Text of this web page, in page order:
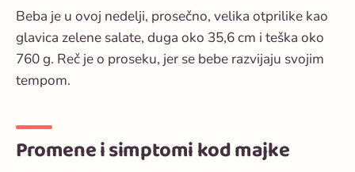
Beba je u ovoj nedelji, prosečno, velika otprilike kao
glavica zelene salate, duga oko 35,6 cm i teška oko
760 g. Reč je o proseku, jer se bebe razvijaju svojim
tempom.
Promene i simptomi kod majke